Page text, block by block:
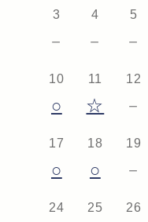
3
－
4
－
5
－
10
○
11
☆
12
－
17
○
18
○
19
－
24 25 26